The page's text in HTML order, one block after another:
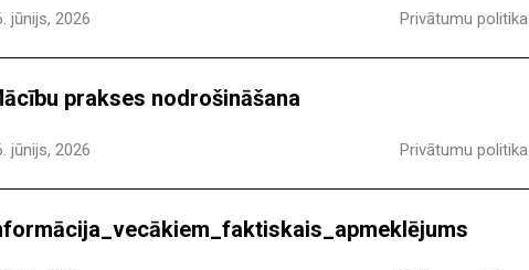
jūnijs, 2026 Privātumu politika
prakses nodrošināšana
jūnijs, 2026 Privātumu politika